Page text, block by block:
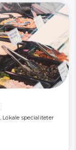
Lokale specialiteter